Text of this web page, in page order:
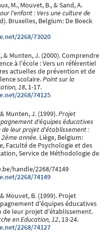
M., Mouvet, B., & Sand, A.
l'enfant : Vers une culture de
Bruxelles, Belgium: De Boeck
2268/73020
& Munten, J. (2000). Comprendre
à l'école : Vers un référentiel
actuelles de prévention et de
scolaire.Point sur la
18, 1-17.
2268/74125
Munten, J. (1999).Projet
d'équipes éducatives
leur projet d'établissement :
année. Liège, Belgium:
Faculté de Psychologie et des
Service de Méthodologie de
handle/2268/74149
2268/74149
Mouvet, B. (1999). Projet
d'équipes éducatives
de leur projet d'établissement.
en Education, 12, 13-24.
2268/74127